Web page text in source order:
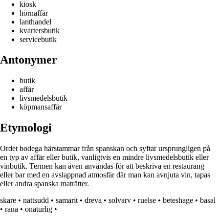
kiosk
hörnaffär
lanthandel
kvartersbutik
servicebutik
Antonymer
butik
affär
livsmedelsbutik
köpmansaffär
Etymologi
Ordet bodega härstammar från spanskan och syftar ursprungligen på
en typ av affär eller butik, vanligtvis en mindre livsmedelsbutik eller
vinbutik. Termen kan även användas för att beskriva en restaurang
eller bar med en avslappnad atmosfär där man kan avnjuta vin, tapas
eller andra spanska maträtter.
skare • nattsudd • samarit • dreva • solvarv • ruelse • beteshage • basal
• rana • onaturlig •